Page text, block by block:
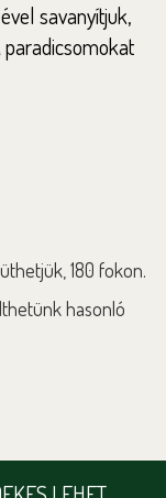
savanyítjuk,
paradicsomokat
180 fokon.
hasonló